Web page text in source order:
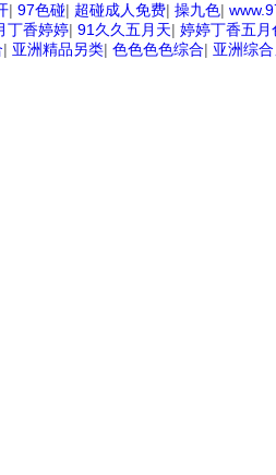
| 97色碰| 超碰成人免费| 操九色|
丁香婷婷| 91久久五月天| 婷婷丁香五月
| 亚洲精品另类| 色色色色综合| 亚洲综